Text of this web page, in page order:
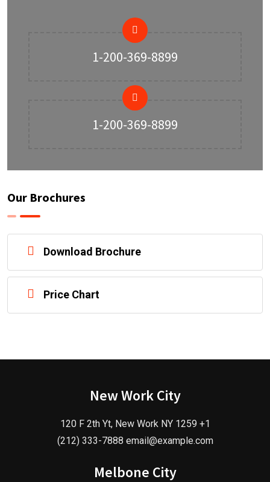
1-200-369-8899
1-200-369-8899
Our Brochures
Download Brochure
Price Chart
New Work City
120 F 2th Yt, New Work NY 1259 +1
(212) 333-7888 email@example.com
Melbone City